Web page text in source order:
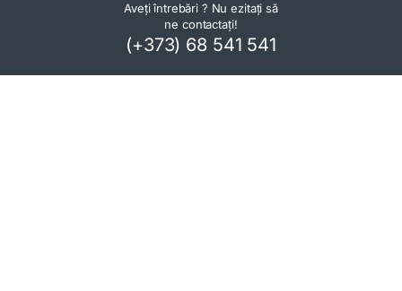
Aveți întrebări ? Nu ezitați să
ne contactați!
(+373) 68 541 541